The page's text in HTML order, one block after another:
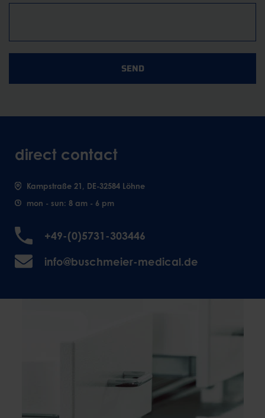
SEND
direct contact
Kampstraße 21, DE-32584 Löhne
mon - sun: 8 am - 6 pm
+49-(0)5731-303446
info@buschmeier-medical.de